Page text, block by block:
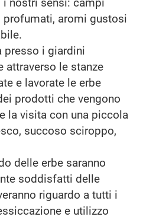
aromi gustosi
presso i giardini
attraverso le stanze
e lavorate le erbe
prodotti che vengono
la visita con una piccola
succoso sciroppo,
delle erbe saranno
soddisfatti delle
riguardo a tutti i
e utilizzo